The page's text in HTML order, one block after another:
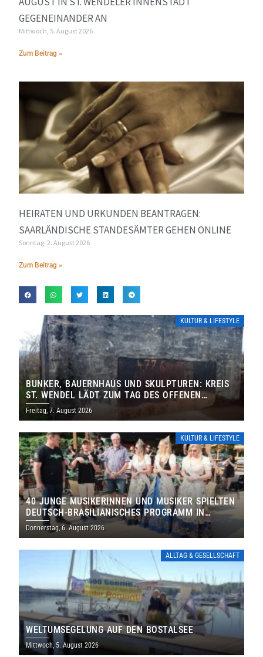
EGENEINANDER AN
Mittwoch, 5. August 2026
Zum Beitrag »
HEIRATEN UND URKUNDEN BEANTRAGEN:
SAARLÄNDISCHE STANDESÄMTER GEHEN ONLINE
Sonntag, 2. August 2026
Zum Beitrag »
KULTUR & LIFESTYLE
BUNKER, BAUERNHAUS UND SKULPTUREN: KREIS
ST. WENDEL LÄDT ZUM TAG DES OFFENEN
DENKMALS EIN
Freitag, 7. August 2026
KULTUR & LIFESTYLE
40 JUNGE MUSIKERINNEN UND MUSIKER SPIELTEN
DEUTSCH-BRASILIANISCHES PROGRAMM IN
THOLEY
Donnerstag, 6. August 2026
ALLTAG & GESELLSCHAFT
WELTUMSEGELUNG AUF DEN BOSTALSEE
Mittwoch, 5. August 2026